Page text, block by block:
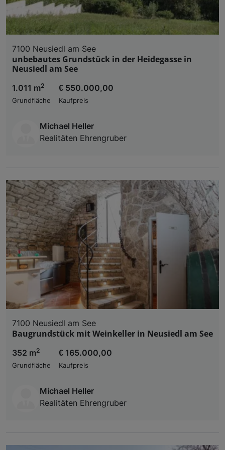
7100 Neusiedl am See
unbebautes Grundstück in der Heidegasse in
Neusiedl am See
1.011 m2
Grundfläche
€ 550.000,00
Kaufpreis
Michael Heller
Realitäten Ehrengruber
7100 Neusiedl am See
Baugrundstück mit Weinkeller in Neusiedl am See
352 m2
Grundfläche
€ 165.000,00
Kaufpreis
Michael Heller
Realitäten Ehrengruber